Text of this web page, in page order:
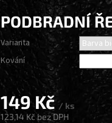
PODBRADNÍ
149 Kč / ks
123,14 Kčbez DPH
Varianta
Kování